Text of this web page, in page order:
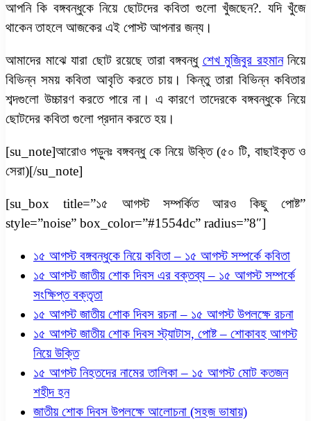
আপনি কি বঙ্গবন্ধুকে নিয়ে ছোটদের কবিতা গুলো খুঁজছেন?. যদি খুঁজে
থাকেন তাহলে আজকের এই পোস্ট আপনার জন্য।
আমাদের মাঝে যারা ছোট রয়েছে তারা বঙ্গবন্ধু শেখ মুজিবুর রহমাননিয়ে
বিভিন্ন সময় কবিতা আবৃতি করতে চায়। কিন্তু তারা বিভিন্ন কবিতার
শব্দগুলো উচ্চারণ করতে পারে না। এ কারণে তাদেরকে বঙ্গবন্ধুকে নিয়ে
ছোটদের কবিতা গুলো প্রদান করতে হয়।
[su_note]আরোও পড়ুনঃ বঙ্গবন্ধু কে নিয়ে উক্তি (৫০ টি, বাছাইকৃত ও
সেরা)[/su_note]
[su_box title=”১৫ আগস্ট সম্পর্কিত আরও কিছু পোষ্ট”
style=”noise” box_color=”#1554dc” radius=”8″]
১৫ আগস্ট বঙ্গবন্ধুকে নিয়ে কবিতা – ১৫ আগস্ট সম্পর্কে কবিতা
১৫ আগস্ট জাতীয় শোক দিবস এর বক্তব্য – ১৫ আগস্ট সম্পর্কে
সংক্ষিপ্ত বক্তৃতা
১৫ আগস্ট জাতীয় শোক দিবস রচনা – ১৫ আগস্ট উপলক্ষে রচনা
১৫ আগস্ট জাতীয় শোক দিবস স্ট্যাটাস, পোষ্ট – শোকাবহ আগস্ট
নিয়ে উক্তি
১৫ আগস্ট নিহতদের নামের তালিকা – ১৫ আগস্ট মোট কতজন
শহীদ হন
জাতীয় শোক দিবস উপলক্ষে আলোচনা (সহজ ভাষায়)